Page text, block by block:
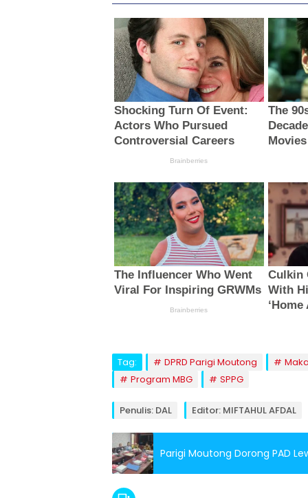
Tag: DPRD Parigi Moutong
Program MBG
SPPG
Penulis: DAL Editor: MIFTAHUL AFDAL
Parigi Moutong Dorong PAD